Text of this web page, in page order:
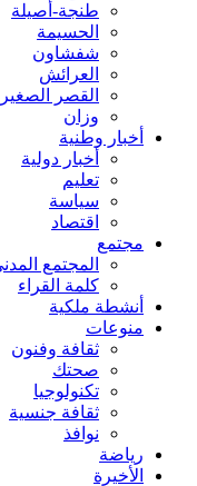
طنجة-أصيلة
الحسيمة
شفشاون
العرائش
القصر الصغير
وزان
أخبار وطنية
أخبار دولية
تعليم
سياسة
اقتصاد
مجتمع
المجتمع
كلمة القراء
أنشطة ملكية
منوعات
ثقافة وفنون
صحتك
تكنولوجيا
ثقافة جنسية
نوافذ
رياضة
الأخيرة